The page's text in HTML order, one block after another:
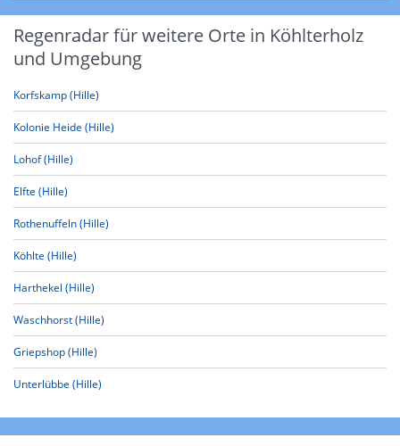
Regenradar für weitere Orte in Köhlterholz
und Umgebung
Korfskamp (Hille)
Kolonie Heide (Hille)
Lohof (Hille)
Elfte (Hille)
Rothenuffeln (Hille)
Köhlte (Hille)
Harthekel (Hille)
Waschhorst (Hille)
Griepshop (Hille)
Unterlübbe (Hille)